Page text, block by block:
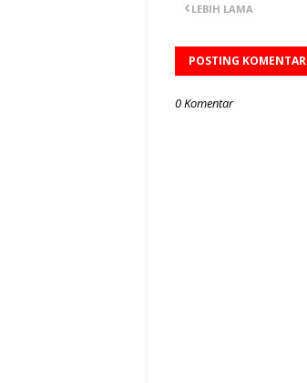
LEBIH LAMA
POSTING KOMENTAR
0 Komentar